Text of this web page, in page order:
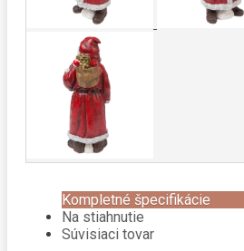
Kompletné špecifikácie
Na stiahnutie
Súvisiaci tovar